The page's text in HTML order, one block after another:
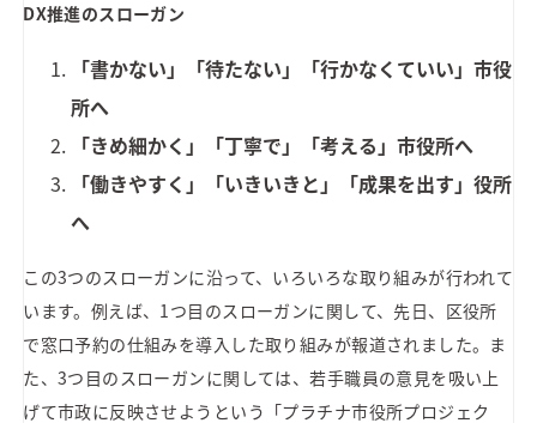
DX推進のスローガン
「書かない」「待たない」「行かなくていい」市役
所へ
「きめ細かく」「丁寧で」「考える」市役所へ
「働きやすく」「いきいきと」「成果を出す」役所
へ
この3つのスローガンに沿って、いろいろな取り組みが行われて
います。例えば、1つ目のスローガンに関して、先日、区役所
で窓口予約の仕組みを導入した取り組みが報道されました。ま
た、3つ目のスローガンに関しては、若手職員の意見を吸い上
げて市政に反映させようという「プラチナ市役所プロジェク